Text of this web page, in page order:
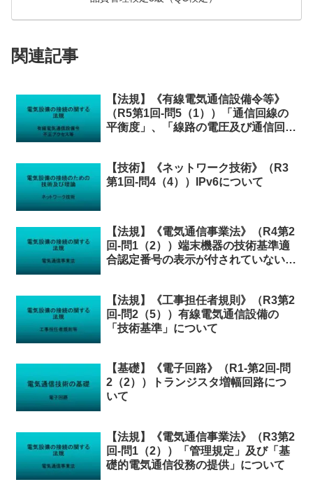
関連記事
【法規】《有線電気通信設備令等》
（R5第1回-問5（1））「通信回線の
平衡度」、「線路の電圧及び通信回線
【技術】《ネットワーク技術》（R3
第1回-問4（4））IPv6について
【法規】《電気通信事業法》（R4第2
回-問1（2））端末機器の技術基準適
合認定番号の表示が付されていないも
【法規】《工事担任者規則》（R3第2
回-問2（5））有線電気通信設備の
「技術基準」について
【基礎】《電子回路》（R1-第2回-問
2（2））トランジスタ増幅回路につ
いて
【法規】《電気通信事業法》（R3第2
回-問1（2））「管理規定」及び「基
礎的電気通信役務の提供」について